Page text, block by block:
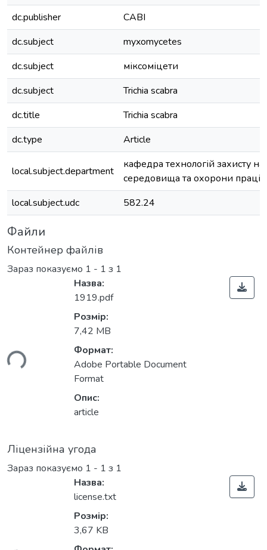
dc.publisher
CABI
dc.subject
myxomycetes
dc.subject
міксоміцети
dc.subject
Trichia scabra
dc.title
Trichia scabra
dc.type
Article
local.subject.department
кафедра технологій захисту
середовища та охорони праці
local.subject.udc
582.24
Файли
Контейнер файлів
Зараз показуємо 1 - 1 з 1
Назва:
1919.pdf
Розмір:
7,42 MB
Формат:
Adobe Portable Document
Format
Опис:
article
Ліцензійна угода
Зараз показуємо 1 - 1 з 1
Назва:
license.txt
Розмір:
3,67 KB